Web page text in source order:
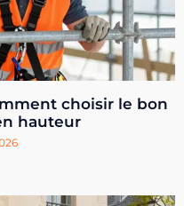
choisir le bon
hauteur